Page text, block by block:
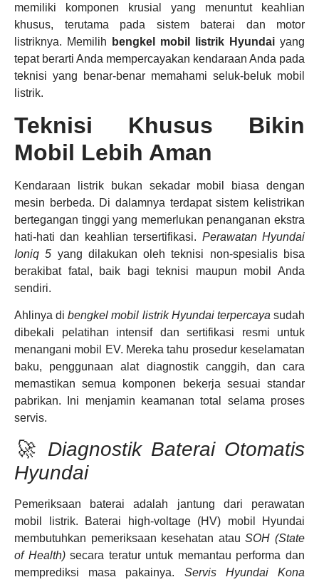
memiliki komponen krusial yang menuntut keahlian
khusus, terutama pada sistem baterai dan motor
listriknya. Memilih
bengkel mobil listrik Hyundai yang
tepat berarti Anda mempercayakan kendaraan Anda pada
teknisi yang benar-benar memahami seluk-beluk mobil
listrik.
Teknisi Khusus Bikin
Mobil Lebih Aman
Kendaraan listrik bukan sekadar mobil biasa dengan
mesin berbeda. Di dalamnya terdapat sistem kelistrikan
bertegangan tinggi yang memerlukan penanganan ekstra
hati-hati dan keahlian tersertifikasi. Perawatan Hyundai
Ioniq 5 yang dilakukan oleh teknisi non-spesialis bisa
berakibat fatal, baik bagi teknisi maupun mobil Anda
sendiri.
Ahlinya dibengkel mobil listrik Hyundai terpercaya sudah
dibekali pelatihan intensif dan sertifikasi resmi untuk
menangani mobil EV. Mereka tahu prosedur keselamatan
baku, penggunaan alat diagnostik canggih, dan cara
memastikan semua komponen bekerja sesuai standar
pabrikan. Ini menjamin keamanan total selama proses
servis.
🚀 Diagnostik Baterai Otomatis
Hyundai
Pemeriksaan baterai adalah jantung dari perawatan
mobil listrik. Baterai high-voltage (HV) mobil Hyundai
membutuhkan pemeriksaan kesehatan atauSOH (State
of Health)secara teratur untuk memantau performa dan
memprediksi masa pakainya. Servis Hyundai Kona